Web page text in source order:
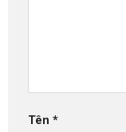
Tên *